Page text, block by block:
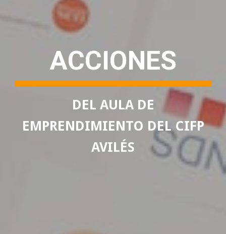
ACCIONES
DEL AULA DE
EMPRENDIMIENTO DEL CIFP
AVILÉS